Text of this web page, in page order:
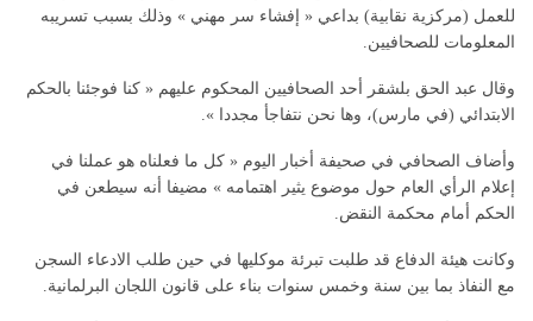
للعمل (مركزية نقابية) بداعي « إفشاء سر مهني » وذلك بسبب تسريبه
المعلومات للصحافيين.
وقال عبد الحق بلشقر أحد الصحافيين المحكوم عليهم « كنا فوجئنا بالحكم
الابتدائي (في مارس)، وها نحن نتفاجأ مجددا ».
وأضاف الصحافي في صحيفة أخبار اليوم « كل ما فعلناه هو عملنا في
إعلام الرأي العام حول موضوع يثير اهتمامه » مضيفا أنه سيطعن في
الحكم أمام محكمة النقض.
وكانت هيئة الدفاع قد طلبت تبرئة موكليها في حين طلب الادعاء السجن
مع النفاذ بما بين سنة وخمس سنوات بناء على قانون اللجان البرلمانية.